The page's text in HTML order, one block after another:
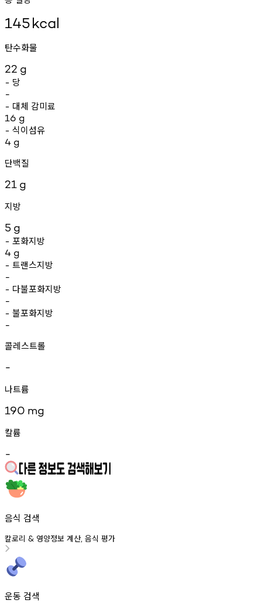
145kcal
탄수화물
22 g
- 당
-
- 대체 감미료
16 g
- 식이섬유
4 g
단백질
21 g
지방
5 g
- 포화지방
4 g
- 트랜스지방
-
- 다불포화지방
-
- 불포화지방
-
콜레스트롤
-
나트륨
190 mg
칼륨
-
음식 검색
칼로리 & 영양정보 계산, 음식 평가
운동 검색